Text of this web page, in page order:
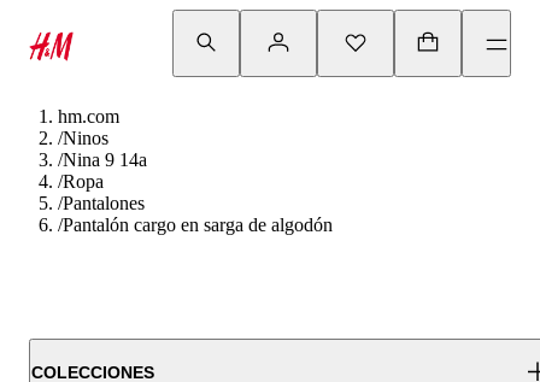
hm.com
/Ninos
/Nina 9 14a
/Ropa
/Pantalones
/Pantalón cargo en sarga de algodón
COLECCIONES